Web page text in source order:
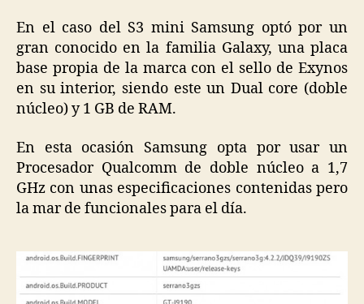
En el caso del S3 mini Samsung optó por un
gran conocido en la familia Galaxy, una placa
base propia de la marca con el sello de Exynos
en su interior, siendo este un Dual core (doble
núcleo) y 1 GB de RAM.
En esta ocasión Samsung opta por usar un
Procesador Qualcomm de doble núcleo a 1,7
GHz con unas especificaciones contenidas pero
la mar de funcionales para el día.